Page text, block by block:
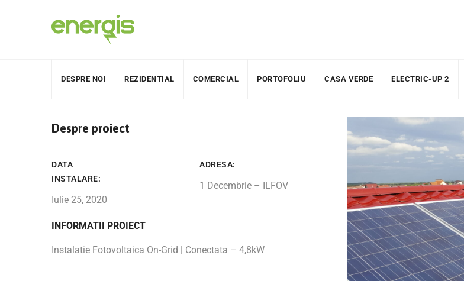
DESPRE NOI REZIDENTIAL COMERCIAL PORTOFOLIU CASA VERDE ELECTRIC-UP 2
Despre proiect
DATA
INSTALARE:
Iulie 25, 2020
ADRESA:
1 Decembrie – ILFOV
INFORMATII PROIECT
Instalatie Fotovoltaica On-Grid | Conectata – 4,8kW